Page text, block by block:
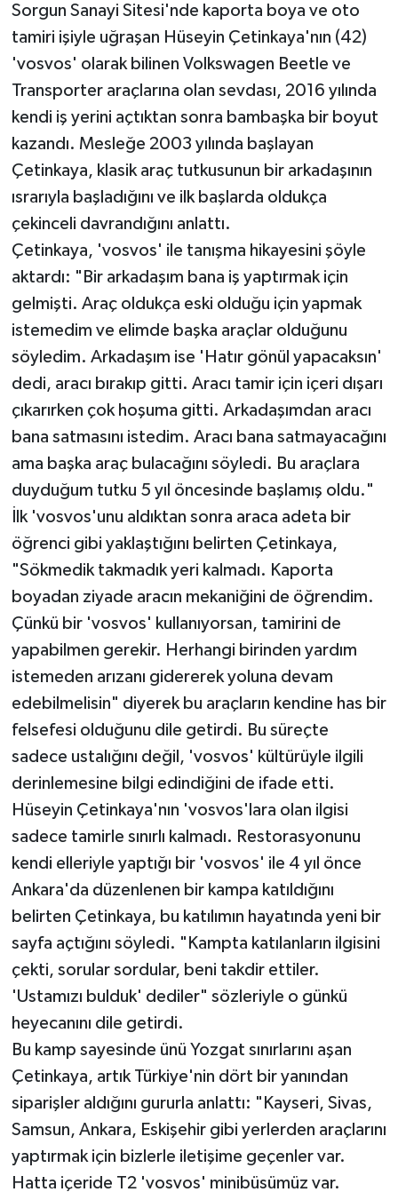
Sorgun Sanayi Sitesi'nde kaporta boya ve oto
tamiri işiyle uğraşan Hüseyin Çetinkaya'nın (42)
'vosvos' olarak bilinen Volkswagen Beetle ve
Transporter araçlarına olan sevdası, 2016 yılında
kendi iş yerini açtıktan sonra bambaşka bir boyut
kazandı. Mesleğe 2003 yılında başlayan
Çetinkaya, klasik araç tutkusunun bir arkadaşının
ısrarıyla başladığını ve ilk başlarda oldukça
çekinceli davrandığını anlattı.
Çetinkaya, 'vosvos' ile tanışma hikayesini şöyle
aktardı: "Bir arkadaşım bana iş yaptırmak için
gelmişti. Araç oldukça eski olduğu için yapmak
istemedim ve elimde başka araçlar olduğunu
söyledim. Arkadaşım ise 'Hatır gönül yapacaksın'
dedi, aracı bırakıp gitti. Aracı tamir için içeri dışarı
çıkarırken çok hoşuma gitti. Arkadaşımdan aracı
bana satmasını istedim. Aracı bana satmayacağını
ama başka araç bulacağını söyledi. Bu araçlara
duyduğum tutku 5 yıl öncesinde başlamış oldu."
İlk 'vosvos'unu aldıktan sonra araca adeta bir
öğrenci gibi yaklaştığını belirten Çetinkaya,
"Sökmedik takmadık yeri kalmadı. Kaporta
boyadan ziyade aracın mekaniğini de öğrendim.
Çünkü bir 'vosvos' kullanıyorsan, tamirini de
yapabilmen gerekir. Herhangi birinden yardım
istemeden arızanı gidererek yoluna devam
edebilmelisin" diyerek bu araçların kendine has bir
felsefesi olduğunu dile getirdi. Bu süreçte
sadece ustalığını değil, 'vosvos' kültürüyle ilgili
derinlemesine bilgi edindiğini de ifade etti.
Hüseyin Çetinkaya'nın 'vosvos'lara olan ilgisi
sadece tamirle sınırlı kalmadı. Restorasyonunu
kendi elleriyle yaptığı bir 'vosvos' ile 4 yıl önce
Ankara'da düzenlenen bir kampa katıldığını
belirten Çetinkaya, bu katılımın hayatında yeni bir
sayfa açtığını söyledi. "Kampta katılanların ilgisini
çekti, sorular sordular, beni takdir ettiler.
'Ustamızı bulduk' dediler" sözleriyle o günkü
heyecanını dile getirdi.
Bu kamp sayesinde ünü Yozgat sınırlarını aşan
Çetinkaya, artık Türkiye'nin dört bir yanından
siparişler aldığını gururla anlattı: "Kayseri, Sivas,
Samsun, Ankara, Eskişehir gibi yerlerden araçlarını
yaptırmak için bizlerle iletişime geçenler var.
Hatta içeride T2 'vosvos' minibüsümüz var.